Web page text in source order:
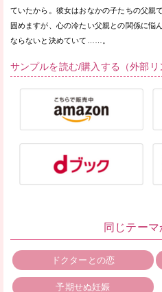
ていたから。彼女はおなかの子たちの父親
固めますが、心の冷たい父親との関係に悩
ならないと決めていて……。
サンプルを読む/購入する（外部リ
同じテー
ドクターとの恋
予期せぬ妊娠